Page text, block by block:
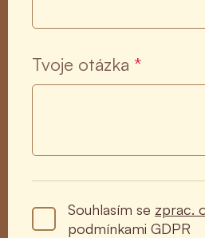
Tvoje otázka *
Souhlasím se zprac.
podmínkami GDPR